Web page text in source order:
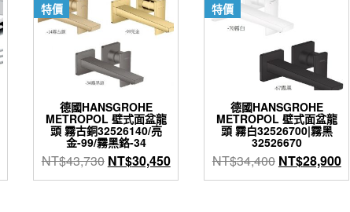
特價
德國HANSGROHE
METROPOL 壁式面盆龍
頭 霧古銅32526140/亮
金-99/霧黑鉻-34
NT$43,730 原
始
NT$30,450目
前
此
特價
德國HANSGROHE
METROPOL 壁式面盆龍
頭 霧白32526700|霧黑
32526670
NT$34,400 原
始
NT$28,900目
前